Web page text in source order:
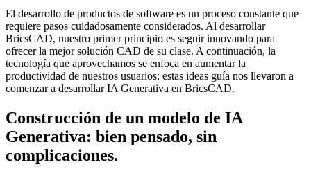
El desarrollo de productos de software es un proceso constante que
requiere pasos cuidadosamente considerados. Al desarrollar
BricsCAD, nuestro primer principio es seguir innovando para
ofrecer la mejor solución CAD de su clase. A continuación, la
tecnología que aprovechamos se enfoca en aumentar la
productividad de nuestros usuarios: estas ideas guía nos llevaron a
comenzar a desarrollar IA Generativa en BricsCAD.
Construcción de un modelo de IA
Generativa: bien pensado, sin
complicaciones.